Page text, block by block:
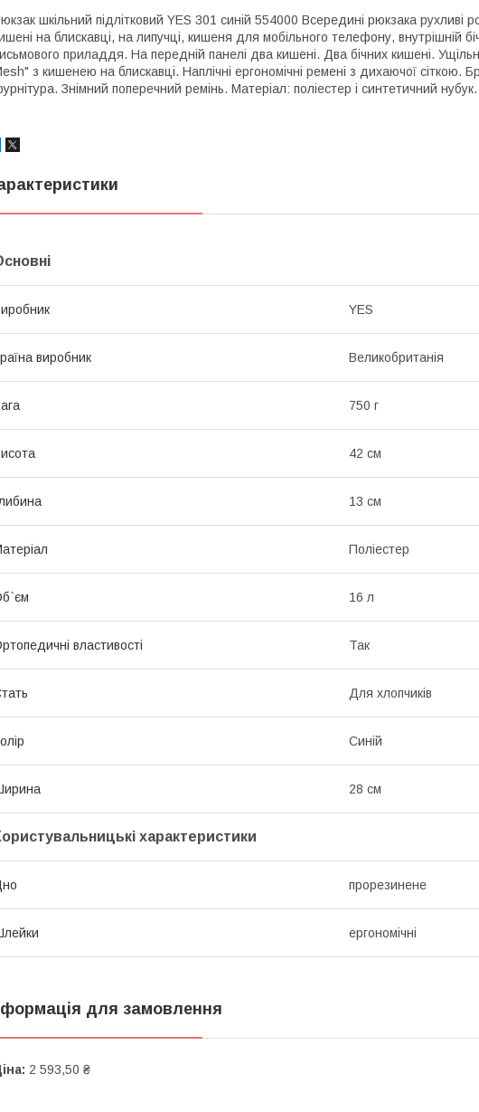
шкільний підлітковий YES 301 синій 554000 Всередині рюкзака рухливі
на блискавці, на липучці, кишеня для мобільного телефону, внутрішній
приладдя. На передній панелі два кишені. Два бічних кишені.
з кишенею на блискавці. Наплічні ергономічні ремені з дихаючої сіткою.
Знімний поперечний ремінь. Матеріал: поліестер і синтетичний нубук.
YES
виробник Великобританія
750 г
42 см
13 см
Поліестер
16 л
властивості Так
Для хлопчиків
Синій
28 см
характеристики
прорезинене
ергономічні
для замовлення
2 593,50 ₴